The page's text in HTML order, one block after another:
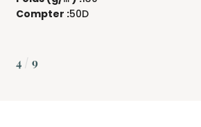
Compter :50D
4 /9